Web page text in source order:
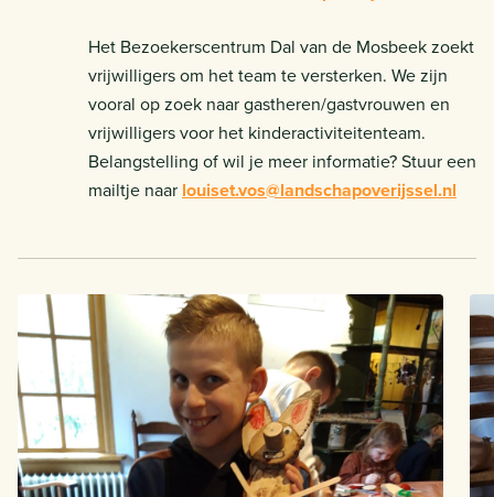
Het Bezoekerscentrum Dal van de Mosbeek zoekt
vrijwilligers om het team te versterken. We zijn
vooral op zoek naar gastheren/gastvrouwen en
vrijwilligers voor het kinderactiviteitenteam.
Belangstelling of wil je meer informatie? Stuur een
mailtje naar louiset.vos@landschapoverijssel.nl